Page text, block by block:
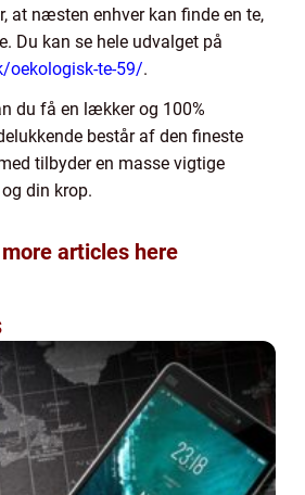
at næsten enhver kan finde en te,
Du kan se hele udvalget på
oekologisk-te-59/.
du få en lækker og 100%
består af den fineste
tilbyder en masse vigtige
din krop.
articles here